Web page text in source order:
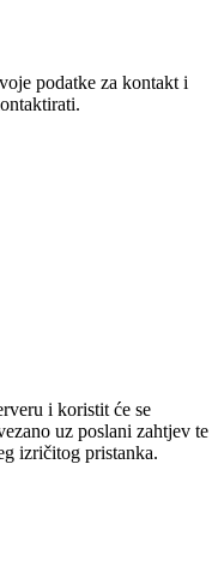
podatke za kontakt i
i koristit će se
uz poslani zahtjev te
izričitog pristanka.